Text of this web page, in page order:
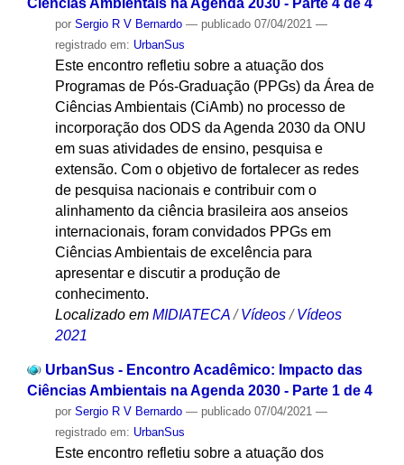
por Sergio R V Bernardo — publicado07/04/2021 —
registrado em: UrbanSus
Este encontro refletiu sobre a atuação dos
Programas de Pós-Graduação (PPGs) da Área de
Ciências Ambientais (CiAmb) no processo de
incorporação dos ODS da Agenda 2030 da ONU
em suas atividades de ensino, pesquisa e
extensão. Com o objetivo de fortalecer as redes
de pesquisa nacionais e contribuir com o
alinhamento da ciência brasileira aos anseios
internacionais, foram convidados PPGs em
Ciências Ambientais de excelência para
apresentar e discutir a produção de
conhecimento.
Localizado em MIDIATECA /Vídeos /Vídeos
2021
UrbanSus - Encontro Acadêmico: Impacto das
Ciências Ambientais na Agenda 2030 - Parte 1 de 4
por Sergio R V Bernardo — publicado07/04/2021 —
registrado em: UrbanSus
Este encontro refletiu sobre a atuação dos